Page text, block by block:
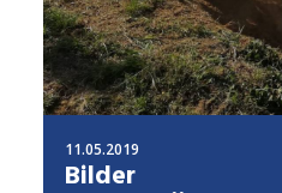
11.05.2019
Bilder